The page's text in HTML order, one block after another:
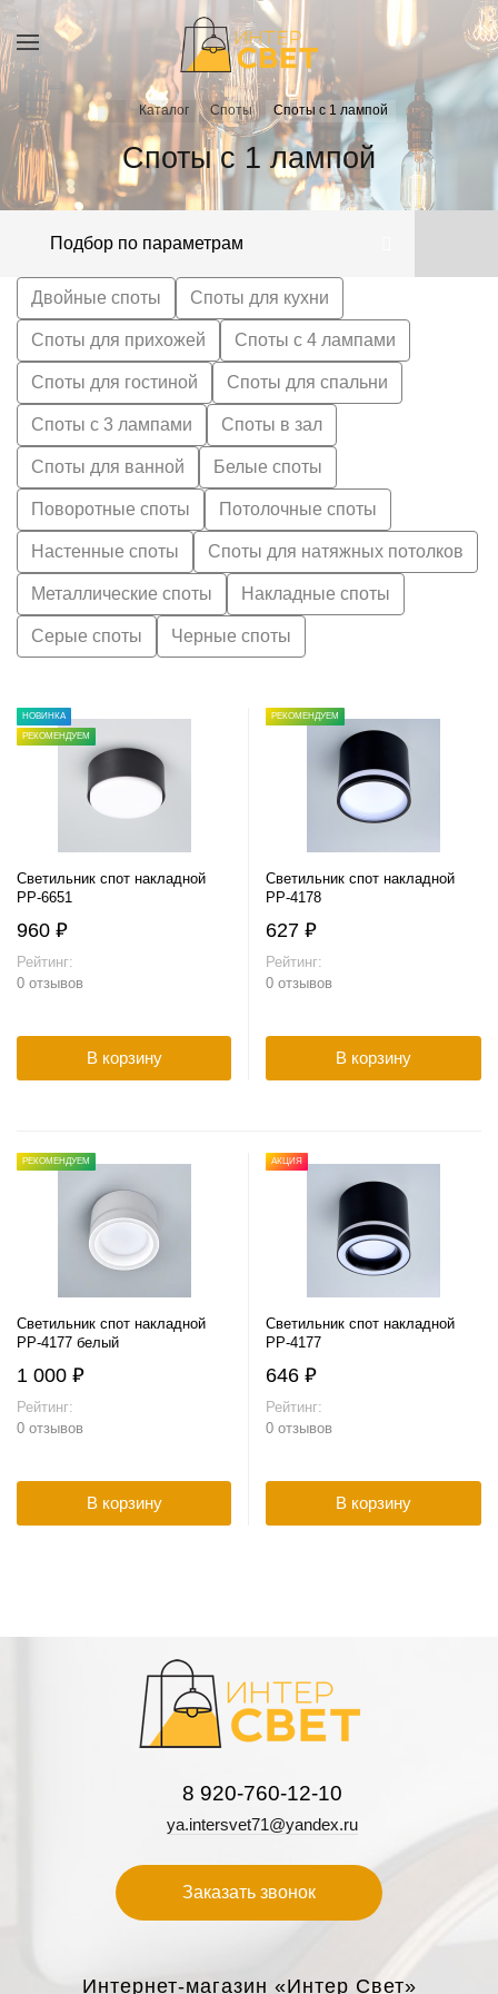
Каталог Споты Споты с 1 лампой
Споты с 1 лампой
Подбор по параметрам
Двойные споты Споты для кухни
Споты для прихожей Споты с 4 лампами
Споты для гостиной Споты для спальни
Споты с 3 лампами Споты в зал
Споты для ванной Белые споты
Поворотные споты Потолочные споты
Настенные споты Споты для натяжных потолков
Металлические споты Накладные споты
Серые споты Черные споты
НОВИНКА
РЕКОМЕНДУЕМ
Светильник спот накладной
PP-6651
960 ₽
Рейтинг:
0 отзывов
В корзину
РЕКОМЕНДУЕМ
Светильник спот накладной
PP-4178
627 ₽
Рейтинг:
0 отзывов
В корзину
РЕКОМЕНДУЕМ
Светильник спот накладной
PP-4177 белый
1 000 ₽
Рейтинг:
0 отзывов
В корзину
АКЦИЯ
Светильник спот накладной
PP-4177
646 ₽
Рейтинг:
0 отзывов
В корзину
8 920-760-12-10
ya.intersvet71@yandex.ru
Заказать звонок
Интернет-магазин «Интер Свет»